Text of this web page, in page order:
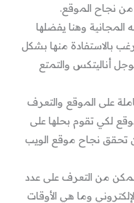
نجاح الموقع.
المجانية وهنا يفضلها
بالاستفادة منها بشكل
أناليتكس والتمتع
على الموقع والتعرف
لكي تقوم بحلها على
تحقق نجاح موقع الويب
من التعرف على عدد
وما هي الأوقات